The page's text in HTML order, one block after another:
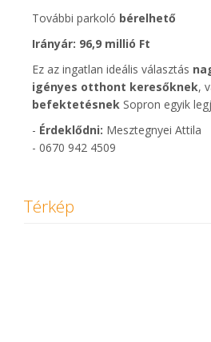
További parkoló bérelhető
Irányár: 96,9 millió Ft
Ez az ingatlan ideális választás
igényes otthont keresőknek,
befektetésnek Sopron egyik
- Érdeklődni: Mesztegnyei Attila
- 0670 942 4509
Térkép